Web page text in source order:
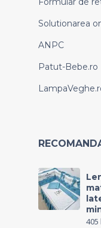
Solutionarea
ANPC
Patut-Bebe.ro
405